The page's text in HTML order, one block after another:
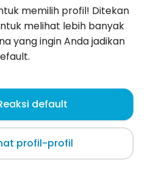
memilih profil! Ditekan
melihat lebih banyak
yang ingin Anda jadikan
default
profil-profil